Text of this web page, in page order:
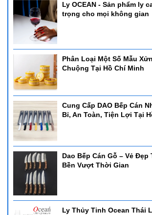
Ly OCEAN - Sản phẩm ly
trọng cho mọi không gian
Phân Loại Một Số Mẫu
Chuộng Tại Hồ Chí Minh
Cung Cấp DAO Bếp Cán
Bỉ, An Toàn, Tiện Lợi Tại
Dao Bếp Cán Gỗ – Vẻ Đẹp
Bền Vượt Thời Gian
Ly Thủy Tinh Ocean Thái